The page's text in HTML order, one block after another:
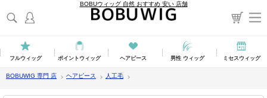
BOBUウィッグ 自然 おすすめ 安い 店舗
フルウィッグ ポイントウィッグ ヘアピース 男性 ウィッグ ミセスウィッグ
BOBUWIG 専門 店 ヘアピース 人工毛